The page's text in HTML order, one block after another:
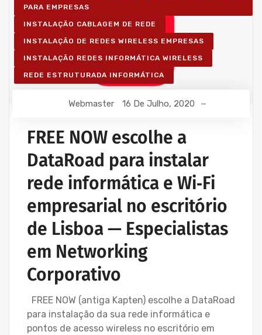
PARA EMPRESAS
INSTALAÇÃO CABLAGEM DE REDE
INSTALAÇÃO DE REDES WIRELESS EMPRESAS
INSTALAÇÃO REDES INFORMÁTICA WIRELESS
REDE ESTRUTURADA INFORMÁTICA
Webmaster 16 De Julho, 2020
FREE NOW escolhe a
DataRoad para instalar
rede informática e Wi‑Fi
empresarial no escritório
de Lisboa — Especialistas
em Networking
Corporativo
FREE NOW (antiga Kapten) escolhe a DataRoad
para instalação da sua rede informática e
pontos de acesso wireless no escritório em